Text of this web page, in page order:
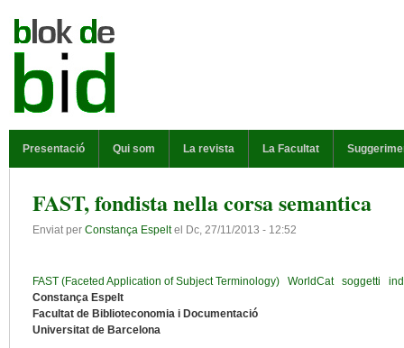
Presentació Qui som La revista La Facultat
FAST, fondista nella corsa semantica
Enviat per Constança Espeltel Dc, 27/11/2013 - 12:52
FAST (Faceted Application of Subject Terminology) WorldCat soggetti
Constança Espelt
Facultat de Biblioteconomia i Documentació
Universitat de Barcelona